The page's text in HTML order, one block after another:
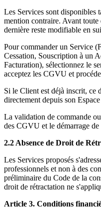
Les Services sont disponibles
mention contraire. Avant
dernière reste modifiable en
Pour commander un Service
Cessation, Souscription à un
Facturation), sélectionnez le
acceptez les CGVU et
Si le Client est déjà inscrit, ce
directement depuis son
La validation de commande
des CGVU et le démarrage de
2.2 Absence de Droit de
Les Services proposés
professionnels et non à des
préliminaire du Code de la
droit de rétractation ne
Article 3. Conditions